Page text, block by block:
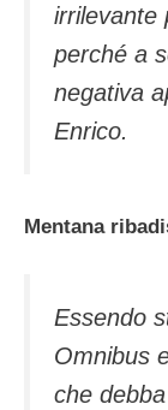
irrilevante
perché a
negativa
Enrico.
Mentana
Essendo
Omnibus
che